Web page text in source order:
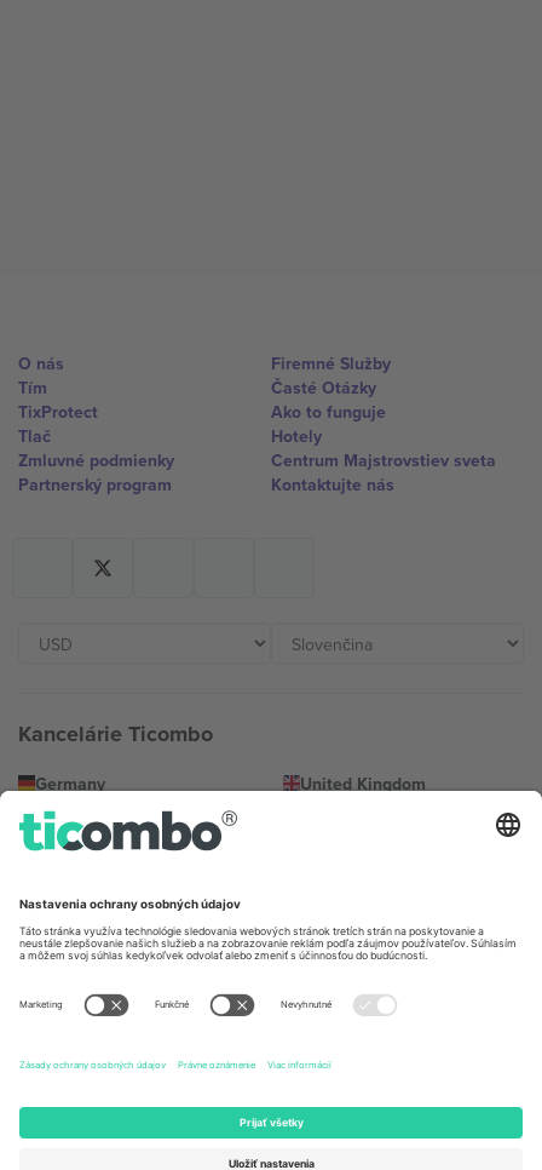
O nás
Tím
TixProtect
Tlač
Zmluvné podmienky
Partnerský program
Firemné Služby
Časté Otázky
Ako to funguje
Hotely
Centrum Majstrovstiev sveta
Kontaktujte nás
Kancelárie Ticombo
Germany
Unter den Linden 24, 10117
Berlin, Germany
United Kingdom
167 City Road, London, Greater
United States
131 Continental Dr, Suite 305,
States
Switzerland
Dorfstrasse 52a, 6390
Bulgaria
Totleben 53-55, 1606 Sofia,
Bulgaria
United Arab Emirates
Building A1, Office 302, Dubai,
United Arab Emirates